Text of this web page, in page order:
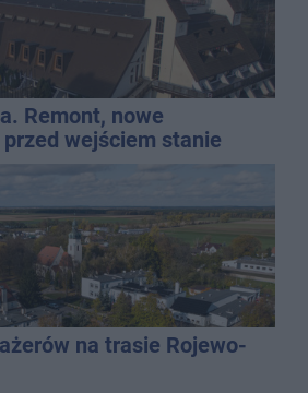
Remont, nowe
przed wejściem stanie
na trasie Rojewo-